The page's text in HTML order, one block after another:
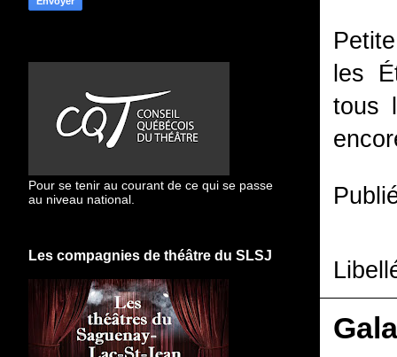
les
tous
Pour se tenir au courant de ce qui se passe
au niveau national.
Les compagnies de théâtre du SLSJ